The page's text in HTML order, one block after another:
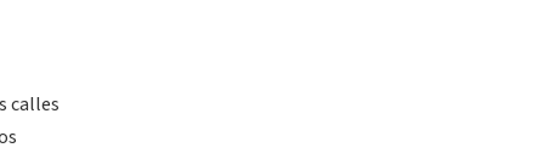
calles